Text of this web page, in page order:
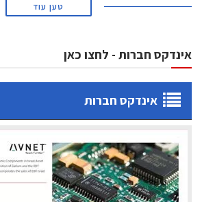
טען עוד
אינדקס חברות - לחצו כאן
אינדקס חברות